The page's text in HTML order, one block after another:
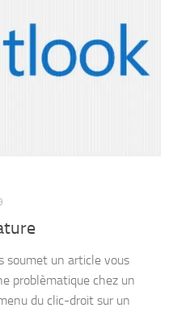
soumet un article vous
problèmatique chez un
du clic-droit sur un